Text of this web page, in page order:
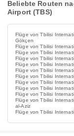
Beliebte Routen
Airport (TBS)
Flüge von Tbilisi
Gökçen
Flüge von Tbilisi
Flüge von Tbilisi
Flüge von Tbilisi
Flüge von Tbilisi
Flüge von Tbilisi
Flüge von Tbilisi
Flüge von Tbilisi
Flüge von Tbilisi
Flüge von Tbilisi
Flüge von Tbilisi
al-Aziz
Flüge von Tbilisi